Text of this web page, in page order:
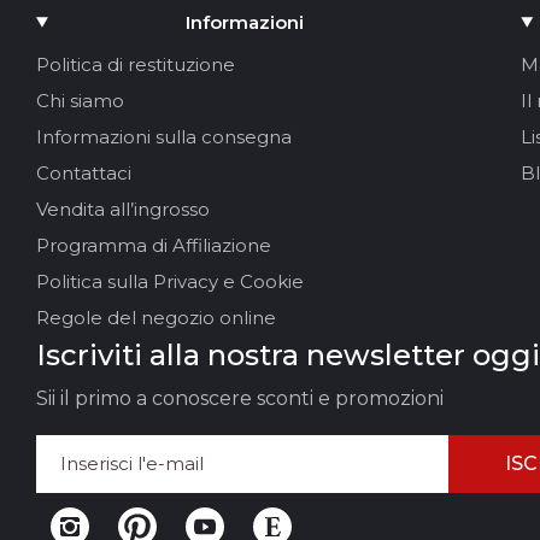
Anche il materiale conta. I modelli in vernice sono più
spesso e dove intendi ballare.
Provali assicurandoti che il piede abbia un buon
I modelli neri si abbinano facilmente a qualsiasi outfit
Scegli il tuo paio in modo da sentirti sicura e a tuo agio
Tacchi Pole Dance da 2” su HeelsHub
Su HeelsHub troverai tacchi Pole Dance da 2” del
Informazioni
Politica di restituzione
Chi siamo
Informazioni sulla consegna
Contattaci
Vendita all’ingrosso
Programma di Affiliazione
Politica sulla Privacy e Cookie
Regole del negozio online
Il
Iscriviti alla nostra newsletter oggi
Sii il primo a conoscere sconti e promozioni